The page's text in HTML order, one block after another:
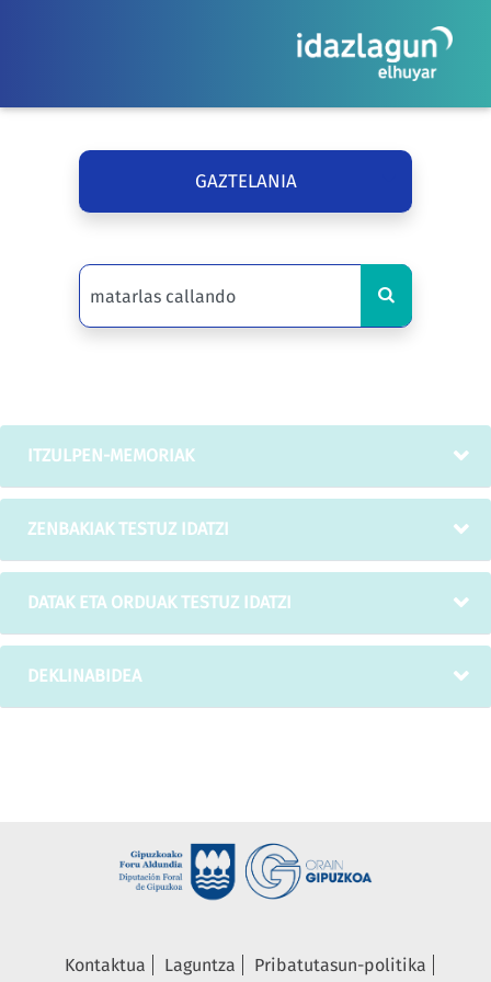
GAZTELANIA
ITZULPEN-MEMORIAK
ZENBAKIAK TESTUZ IDATZI
DATAK ETA ORDUAK TESTUZ IDATZI
DEKLINABIDEA
Kontaktua Laguntza
Pribatutasun-politika